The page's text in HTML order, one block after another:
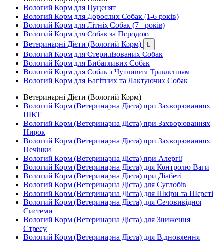
Вологий Корм для Цуценят
Вологий Корм для Дорослих Собак (1-6 років)
Вологий Корм для Літніх Собак (7+ років)
Вологий Корм для Собак за Породою
Ветеринарні Дієти (Вологий Корм)

Вологий Корм для Стерилізованих Собак
Вологий Корм для Вибагливих Собак
Вологий Корм для Собак з Чутливим Травленням
Вологий Корм для Вагітних та Лактуючих Собак
Ветеринарні Дієти (Вологий Корм)
Вологий Корм (Ветеринарна Дієта) при Захворюваннях
ШКТ
Вологий Корм (Ветеринарна Дієта) при Захворюваннях
Нирок
Вологий Корм (Ветеринарна Дієта) при Захворюваннях
Печінки
Вологий Корм (Ветеринарна Дієта) при Алергії
Вологий Корм (Ветеринарна Дієта) для Контролю Ваги
Вологий Корм (Ветеринарна Дієта) при Діабеті
Вологий Корм (Ветеринарна Дієта) для Суглобів
Вологий Корм (Ветеринарна Дієта) для Шкіри та Шерсті
Вологий Корм (Ветеринарна Дієта) для Сечовивідної
Системи
Вологий Корм (Ветеринарна Дієта) для Зниження
Стресу
Вологий Корм (Ветеринарна Дієта) для Відновлення